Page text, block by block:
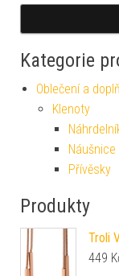
Kategorie
Oblečení a
Klenoty
Náušnice
Přívěsky
Produkty
Troli
449